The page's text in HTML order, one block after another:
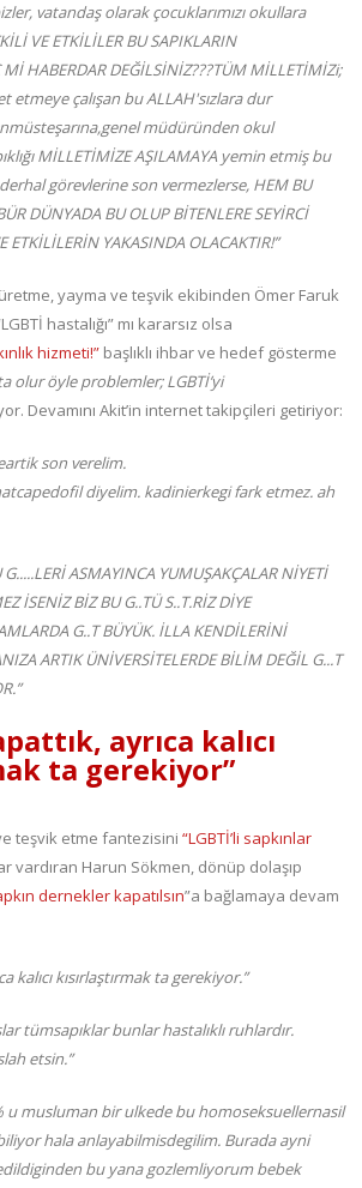
vatandaş olarak çocuklarımızı okullara
VE ETKİLİLER BU SAPIKLARIN
HABERDAR DEĞİLSİNİZ???TÜM MİLLETİMİZi;
etmeye çalışan bu ALLAH'sızlara dur
müdüründen okul
MİLLETİMİZE AŞILAMAYA yemin etmiş bu
görevlerine son vermezlerse, HEM BU
DÜNYADA BU OLUP BİTENLERE SEYİRCİ
ETKİLİLERİN YAKASINDA OLACAKTIR!”
yayma ve teşvik ekibinden Ömer Faruk
hastalığı” mı kararsız olsa
hizmeti!” başlıklı ihbar ve hedef gösterme
olur öyle problemler; LGBTİ’yi
Devamını Akit’in internet takipçileri getiriyor:
son verelim.
diyelim. kadinierkegi fark etmez. ah
G.....LERİ ASMAYINCA YUMUŞAKÇALAR NİYETİ
İSENİZ BİZ BU G..TÜ S..T.RİZ DİYE
G..T BÜYÜK. İLLA KENDİLERİNİ
ARTIK ÜNİVERSİTELERDE BİLİM DEĞİL G...T
ayrıca kalıcı
ta gerekiyor”
teşvik etme fantezisini “LGBTİ’li sapkınlar
vardıran Harun Sökmen, dönüp dolaşıp
dernekler kapatılsın”a bağlamaya devam
kalıcı kısırlaştırmak ta gerekiyor.”
tümsapıklar bunlar hastalıklı ruhlardır.
etsin.”
u musluman bir ulkede bu homoseksuellernasil
hala anlayabilmisdegilim. Burada ayni
bu yana gozlemliyorum bebek